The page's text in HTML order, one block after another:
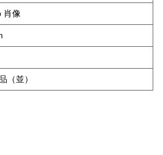
肖像
（並）